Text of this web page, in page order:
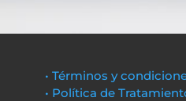
• Términos y
• Política de